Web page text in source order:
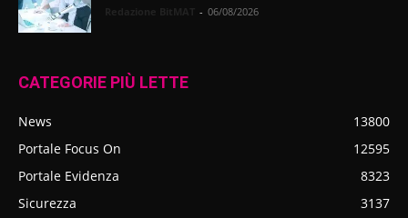
- 06/08/2026
CATEGORIE PIÙ LETTE
News
13800
Portale Focus On
12595
Portale Evidenza
8323
Sicurezza
3137